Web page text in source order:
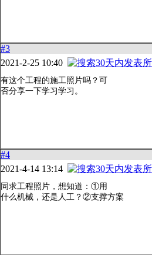
#3
2021-2-25 10:40
有这个工程的施工照片吗？可
否分享一下学习学习。
#4
2021-4-14 13:14
同求工程照片，想知道：①用
什么机械，还是人工？②支撑方案